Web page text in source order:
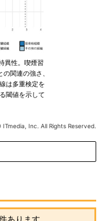
異性。喫煙習
関連の強さ、
は多重検定を
閾値を示して
Inc. All Rights Reserved.
あります